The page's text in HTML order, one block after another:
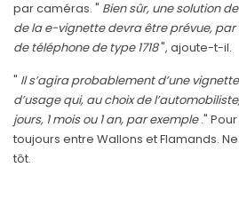
par caméras. " Bien sûr, une solution
de la e-vignette devra être prévue, par
de téléphone de type 1718", ajoute-t-il.
" Il s’agira probablement d’une
d’usage qui, au choix de
jours, 1 mois ou 1 an, par exemple."
toujours entre Wallons et Flamands.
tôt.